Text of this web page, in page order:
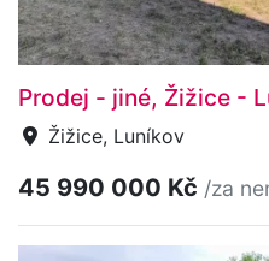
Prodej - jiné, Žižice -
Žižice, Luníkov
45 990 000 Kč /za